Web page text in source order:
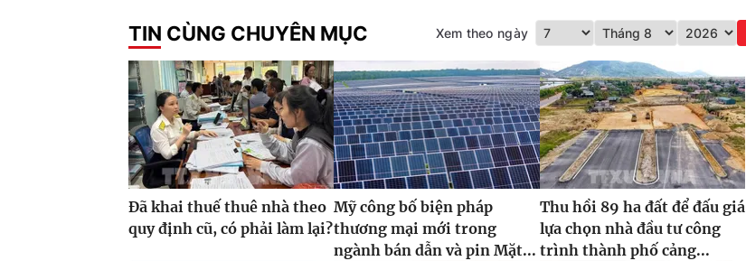
TIN CÙNG CHUYÊN MỤC Xem theo ngày
Đã khai thuế thuê nhà theo
quy định cũ, có phải làm lại?
Mỹ công bố biện pháp
thương mại mới trong
ngành bán dẫn và pin Mặt...
Thu hồi 89 ha đất để đấu giá
lựa chọn nhà đầu tư công
trình thành phố cảng...